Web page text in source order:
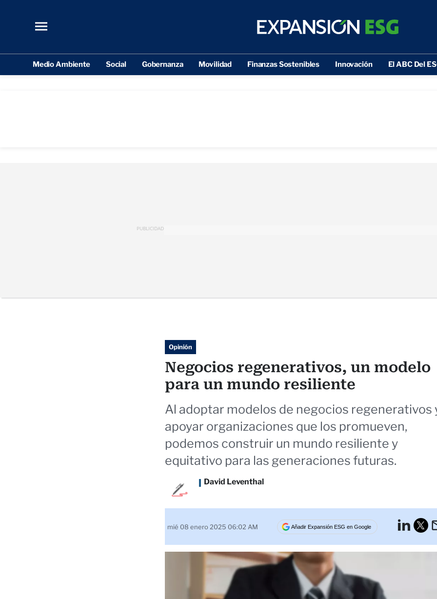
Medio Ambiente Social Gobernanza Movilidad Finanzas Sostenibles Innovación El ABC Del
PUBLICIDAD
Opinión
Negocios regenerativos, un modelo
para un mundo resiliente
Al adoptar modelos de negocios regenerativos
apoyar organizaciones que los promueven,
podemos construir un mundo resiliente y
equitativo para las generaciones futuras.
David Leventhal
mié 08 enero 2025 06:02 AM Añadir Expansión ESG en Google